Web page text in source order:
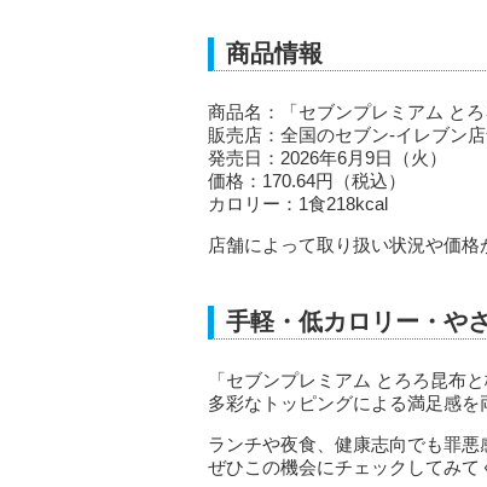
商品情報
商品名：「セブンプレミアム とろ
販売店：全国のセブン‐イレブン
発売日：2026年6月9日（火）
価格：170.64円（税込）
カロリー：1食218kcal
店舗によって取り扱い状況や価格
手軽・低カロリー・や
「セブンプレミアム とろろ昆布
多彩なトッピングによる満足感を
ランチや夜食、健康志向でも罪悪
ぜひこの機会にチェックしてみて